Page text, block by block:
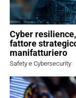
Cyber
fattore
manifatturiero
Safety e Cybersecurity